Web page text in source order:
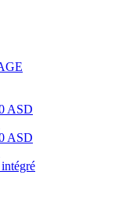
ASD
ASD